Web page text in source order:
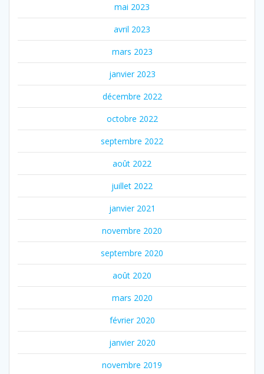
mai 2023
avril 2023
mars 2023
janvier 2023
décembre 2022
octobre 2022
septembre 2022
août 2022
juillet 2022
janvier 2021
novembre 2020
septembre 2020
août 2020
mars 2020
février 2020
janvier 2020
novembre 2019